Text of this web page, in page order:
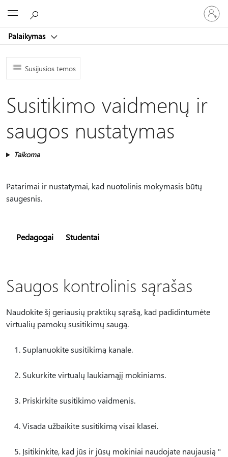
Palaikymas
prie
paskyros
Susijusios temos
Susitikimo vaidmenų ir
saugos nustatymas
Taikoma
Patarimai ir nustatymai, kad nuotolinis mokymasis būtų
saugesnis.
Pedagogai Studentai
Saugos kontrolinis sąrašas
Naudokite šį geriausių praktikų sąrašą, kad padidintumėte
virtualių pamokų susitikimų saugą.
Suplanuokite susitikimą kanale.
Sukurkite virtualų laukiamąjį mokiniams.
Priskirkite susitikimo vaidmenis.
Visada užbaikite susitikimą visai klasei.
Įsitikinkite, kad jūs ir jūsų mokiniai naudojate naujausią "